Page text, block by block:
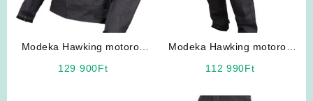
Modeka Hawking motoros
129 900Ft
Modeka Hawking motoros
112 990Ft